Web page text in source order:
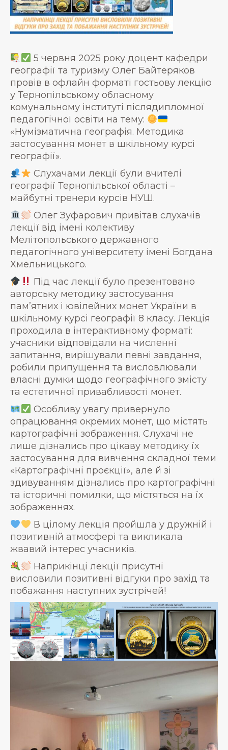
5 червня 2025 року доцент кафедри
географії та туризму Олег Байтеряков
провів в офлайн форматі гостьову лекцію
у Тернопільському обласному
комунальному інституті післядипломної
педагогічної освіти на тему:
«Нумізматична географія. Методика
застосування монет в шкільному курсі
географії».
Слухачами лекції були вчителі
географії Тернопільської області –
майбутні тренери курсів НУШ.
Олег Зуфарович привітав слухачів
лекції від імені колективу
Мелітопольського державного
педагогічного університету імені Богдана
Хмельницького.
Під час лекції було презентовано
авторську методику застосування
пам’ятних і ювілейних монет України в
шкільному курсі географії 8 класу. Лекція
проходила в інтерактивному форматі:
учасники відповідали на численні
запитання, вирішували певні завдання,
робили припущення та висловлювали
власні думки щодо географічного змісту
та естетичної привабливості монет.
Особливу увагу привернуло
опрацювання окремих монет, що містять
картографічні зображення. Слухачі не
лише дізнались про цікаву методику їх
застосування для вивчення складної теми
«Картографічні проєкції», але й зі
здивуванням дізнались про картографічні
та історичні помилки, що містяться на їх
зображеннях.
В цілому лекція пройшла у дружній і
позитивній атмосфері та викликала
жвавий інтерес учасників.
Наприкінці лекції присутні
висловили позитивні відгуки про захід та
побажання наступних зустрічей!